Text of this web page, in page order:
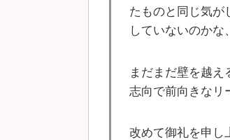
たものと同じ気が
していないのかな
まだまだ壁を越
志向で前向きなリ
改めて御礼を申し